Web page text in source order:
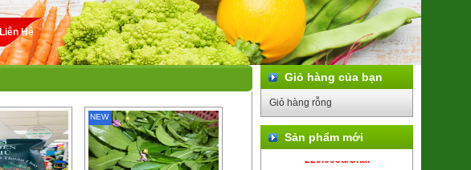
Liên Hệ
NEW
Giỏ hàng của bạn
Giỏ hàng rỗng
Sản phẩm mới
220.000đ/Chai